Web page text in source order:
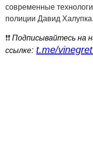
современные
полиции Давид Халупка.
❗️❗️Подписывайтесь на
ссылке: t.me/